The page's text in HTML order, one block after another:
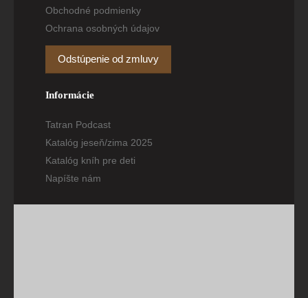
Obchodné podmienky
Ochrana osobných údajov
Odstúpenie od zmluvy
Informácie
Tatran Podcast
Katalóg jeseň/zima 2025
Katalóg kníh pre deti
Napíšte nám